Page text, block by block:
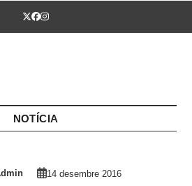
Twitter
Facebook
Instagram
NOTÍCIA
14 desembre 2016